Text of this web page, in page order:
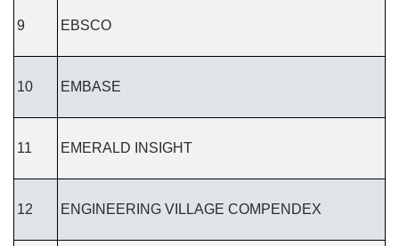
9 EBSCO
10 EMBASE
11 EMERALD INSIGHT
12 ENGINEERING VILLAGE COMPENDEX